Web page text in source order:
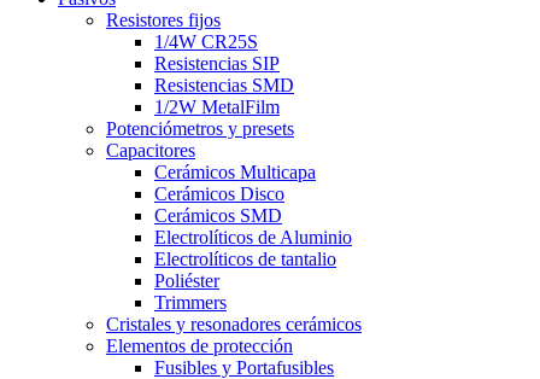
Resistores fijos
1/4W CR25S
Resistencias SIP
Resistencias SMD
1/2W MetalFilm
Potenciómetros y presets
Capacitores
Cerámicos Multicapa
Cerámicos Disco
Cerámicos SMD
Electrolíticos de Aluminio
Electrolíticos de tantalio
Poliéster
Trimmers
Cristales y resonadores cerámicos
Elementos de protección
Fusibles y Portafusibles